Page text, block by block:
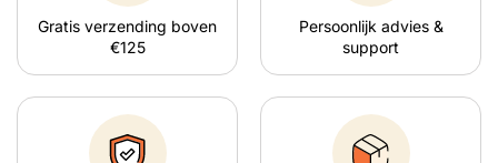
Gratis verzending boven
€125
Persoonlijk advies &
support